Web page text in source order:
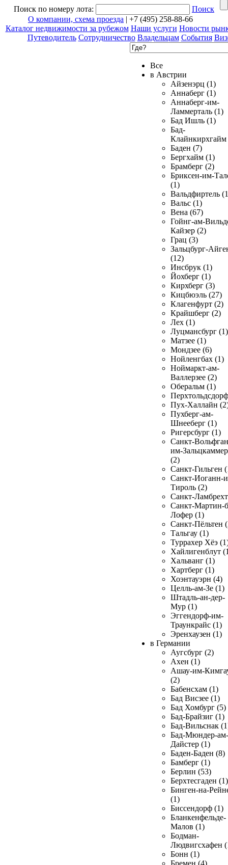
Поиск по номеру лота:
Поиск
О компании, схема проезда | +7 (495) 258-88-66
Каталог недвижимости за рубежом Наши услуги Новости
Путеводитель Сотрудничество Владельцам События
Все
в Австрии
Айзенэрц (1)
Аннаберг (1)
Аннаберг-им-
Ламмерталь (1)
Бад Ишль (1)
Бад-
Клайнкирхгайм
Баден (7)
Бергхайм (1)
Брамберг (2)
Бриксен-им-
(1)
Вальдфиртель
Вальс (1)
Вена (67)
Гойнг-ам-
Кайзер (2)
Грац (3)
Зальцбург-
(12)
Инсбрук (1)
Йохберг (1)
Кирхберг (3)
Кицбюэль (27)
Клагенфурт (2)
Крайшберг (2)
Лех (1)
Луцмансбург (1)
Матзее (1)
Мондзее (6)
Нойленгбах (1)
Ноймаркт-ам-
Валлерзее (2)
Оберальм (1)
Пух-Халлайн
Пухберг-ам-
Шнееберг (1)
Ригерсбург (1)
Санкт-
им-
(2)
Санкт-Гильген
Санкт-Иоганн-
Тироль (2)
Санкт-
Санкт-Мартин-
Лофер (1)
Санкт-Пёльтен
Тальгау (1)
Туррахер Хёэ
Хайлигенблут
Хальванг (1)
Хартберг (1)
Хоэнтауэрн (4)
Целль-ам-Зе (1)
Штадль-ан-дер-
Мур (1)
Эггендорф-им-
Траункрайс (1)
Эренхаузен (1)
в Германии
Аугсбург (2)
Ахен (1)
Ашау-им-
(2)
Бабенсхам (1)
Бад Висзее (1)
Бад Хомбург (5)
Бад-Брайзиг (1)
Бад-Вильснак
Бад-Мюндер-ам-
Дайстер (1)
Баден-Баден (8)
Бамберг (1)
Берлин (53)
Берхтесгаден (1)
Бинген-на-
(1)
Биссендорф (1)
Бланкенфельде-
Малов (1)
Бодман-
Людвигсхафен
Бонн (1)
Бремен (4)